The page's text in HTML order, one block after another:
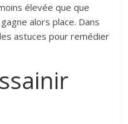
élevée que que
alors place. Dans
astuces pour remédier